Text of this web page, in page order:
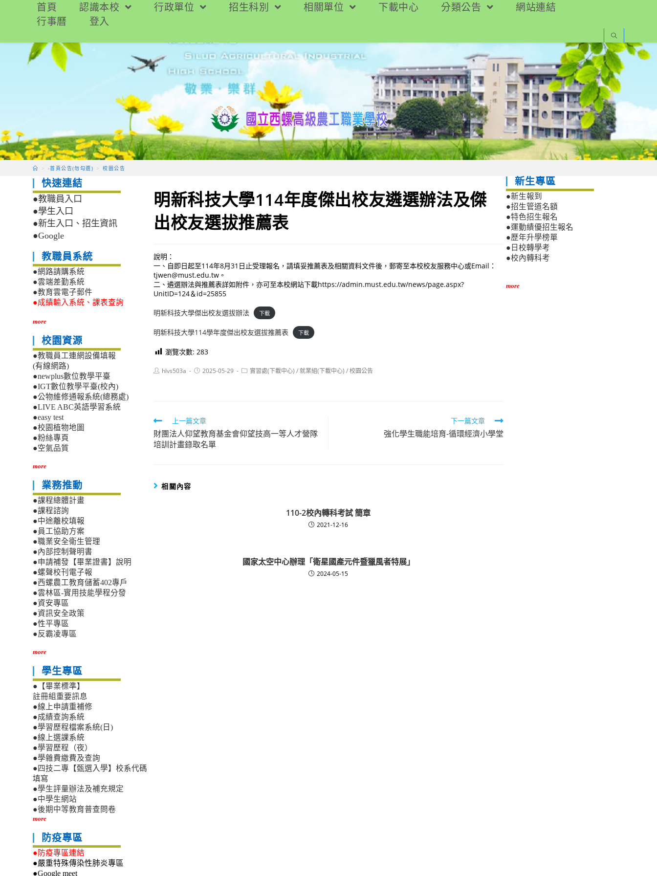
要
首頁 認識本校 行政單位 招生科別 相關單位 下載中心 分類公告
網站連結
行事曆
登入
> -首頁公告(勿勾選) > 校園公告
明新科技大學114年度傑出校友遴選辦法及傑
出校友選拔推薦表
說明：
一、自即日起至114年8月31日止受理報名，請填妥推薦表及相關資料文件後，郵寄至本校校友服務中心或Email：
tjwen@must.edu.tw。
二、遴選辦法與推薦表詳如附件，亦可至本校網站下載https://admin.must.edu.tw/news/page.aspx?
UnitID=124＆id=25855
明新科技大學傑出校友選拔辦法 下載
明新科技大學114學年度傑出校友選拔推薦表 下載
瀏覽次數: 283
Posthlvs503a
Post2025-05-29
Post實習處(下載中心) /就業組(下載中心) /校園公告
Read
more
articles
上一篇文章
財團法人仰望教育基金會仰望技高一等人才營隊
培訓計畫錄取名單
下一篇文章
強化學生職能培育-循環經濟小學堂
相關內容
110-2校內轉科考試 簡章
2021-12-16
國家太空中心辦理「衛星國產元件暨獵風者特展」
2024-05-15
快速連結
●教職員入口
●學生入口
●新生入口、招生資訊
●Google
教職員系統
●網路請購系統
●雲端差勤系統
●教育雲電子郵件
●成績輸入系統、課表查詢
more
校園資源
●教職員工連網設備填報
(有線網路)
●newplus數位教學平臺
●IGT數位教學平臺(校內)
●公物維修通報系統(總務處)
●LIVE ABC英語學習系統
●easy test
●校園植物地圖
●粉絲專頁
●空氣品質
more
業務推動
●課程總體計畫
●課程諮詢
●中途離校填報
●員工協助方案
●職業安全衛生管理
●內部控制聲明書
●申請補發【畢業證書】說明
●螺聲校刊電子報
●西螺農工教育儲蓄402專戶
●雲林區-實用技能學程分發
●資安專區
●資訊安全政策
●性平專區
●反霸凌專區
more
學生專區
●【畢業標準】
註冊組重要訊息
●線上申請重補修
●成績查詢系統
●學習歷程檔案系統(日)
●線上選課系統
●學習歷程（夜）
●學雜費繳費及查詢
●四技二專【甄選入學】校系代碼
填寫
●學生評量辦法及補充規定
●中學生網站
●後期中等教育普查問卷
more
防疫專區
●防疫專區連結
●嚴重特殊傳染性肺炎專區
●Google meet
新生專區
●新生報到
●招生管道名額
●特色招生報名
●運動績優招生報名
●歷年升學榜單
●日校轉學考
●校內轉科考
more